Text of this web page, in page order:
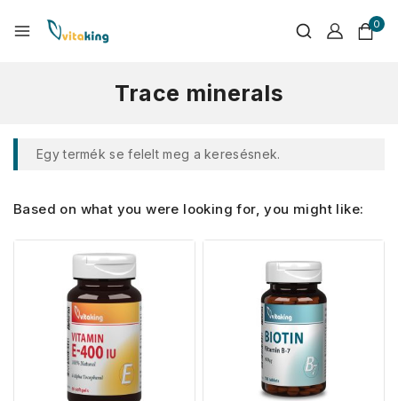
0
Trace minerals
Egy termék se felelt meg a keresésnek.
Based on what you were looking for, you might like: